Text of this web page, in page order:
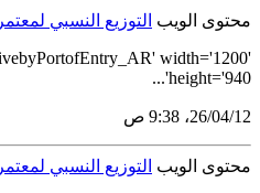
محتوى الويب التوزيع النسبي
width='1200'
height='940'...
12‏/04‏/26، 9:38 ص
محتوى الويب التوزيع النسبي